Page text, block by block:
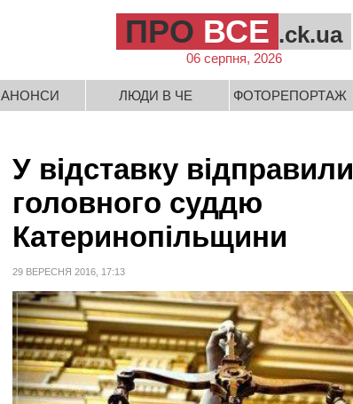
ПРО ВСЕ .ck.ua
06 серпня, 2026
АНОНСИ ЛЮДИ В ЧЕ ФОТОРЕПОРТАЖ
У відставку відправили
головного суддю
Катеринопільщини
29 ВЕРЕСНЯ 2016, 17:13